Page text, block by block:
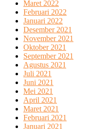
Maret 2022
Februari 2022
Januari 2022
Desember 2021
November 2021
Oktober 2021
September 2021
Agustus 2021
Juli 2021
Juni 2021
Mei 2021
April 2021
Maret 2021
Februari 2021
Januari 2021